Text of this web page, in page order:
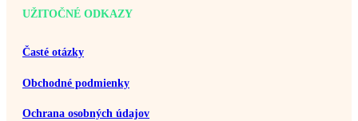
UŽITOČNÉ ODKAZY
Časté otázky
Obchodné podmienky
Ochrana osobných údajov